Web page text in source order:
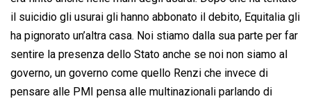
il suicidio gli usurai gli hanno abbonato il debito, Equitalia gli
ha pignorato un’altra casa. Noi stiamo dalla sua parte per far
sentire la presenza dello Stato anche se noi non siamo al
governo, un governo come quello Renzi che invece di
pensare alle PMI pensa alle multinazionali parlando di